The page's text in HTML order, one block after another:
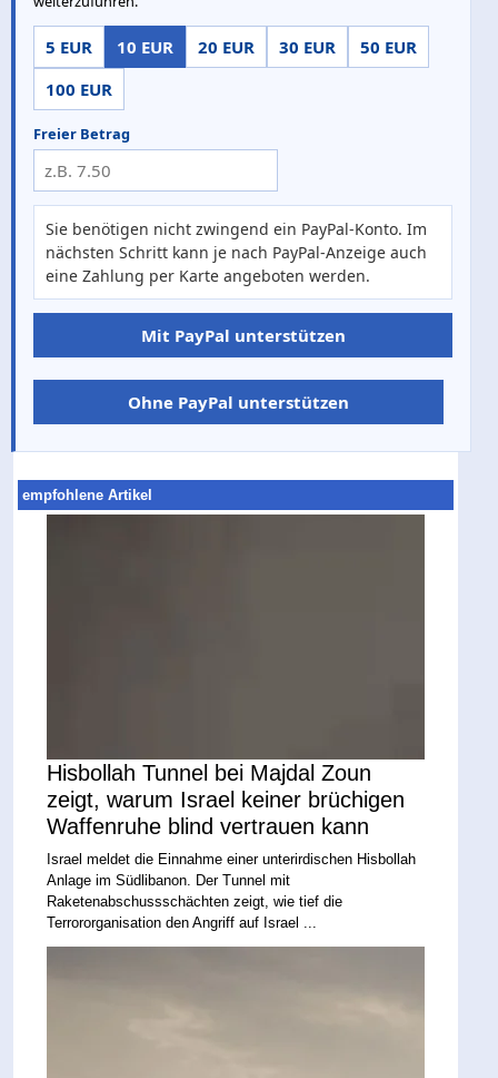
5 EUR 10 EUR 20 EUR 30 EUR
50 EUR
100 EUR
Freier Betrag
Sie benötigen nicht zwingend ein PayPal-Konto. Im
nächsten Schritt kann je nach PayPal-Anzeige auch
eine Zahlung per Karte angeboten werden.
Mit PayPal unterstützen
Ohne PayPal unterstützen
empfohlene Artikel
Hisbollah Tunnel bei Majdal Zoun
zeigt, warum Israel keiner brüchigen
Waffenruhe blind vertrauen kann
Israel meldet die Einnahme einer unterirdischen Hisbollah
Anlage im Südlibanon. Der Tunnel mit
Raketenabschussschächten zeigt, wie tief die
Terrororganisation den Angriff auf Israel ...